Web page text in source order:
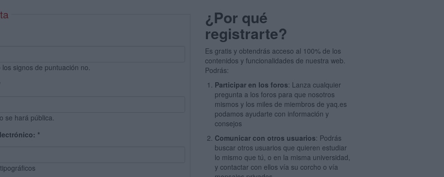
signos de puntuación no.
se hará pública.
*
¿Por qué
registrarte?
Es gratis y obtendrás acceso al 100% de los
contenidos y funcionalidades de nuestra web.
Podrás:
Participar en los foros: Lanza cualquier
pregunta a los foros para que nosotros
mismos y los miles de miembros de yaq.es
podamos ayudarte con información y
consejos
Comunicar con otros usuarios: Podrás
buscar otros usuarios que quieren estudiar
lo mismo que tú, o en la misma universidad,
y contactar con ellos vía su corcho o vía